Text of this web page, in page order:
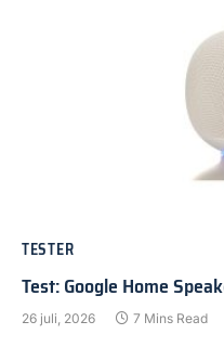
TESTER
Test: Google Home
26 juli, 2026 7 Mins Read